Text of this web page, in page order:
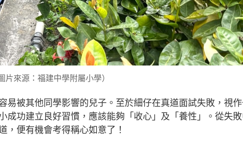
片來源：福建中學附屬小學）
易被其他同學影響的兒子。至於細仔在真道面試失敗，視
成功建立良好習慣，應該能夠「收心」及「養性」。從失
，便有機會考得稱心如意了！